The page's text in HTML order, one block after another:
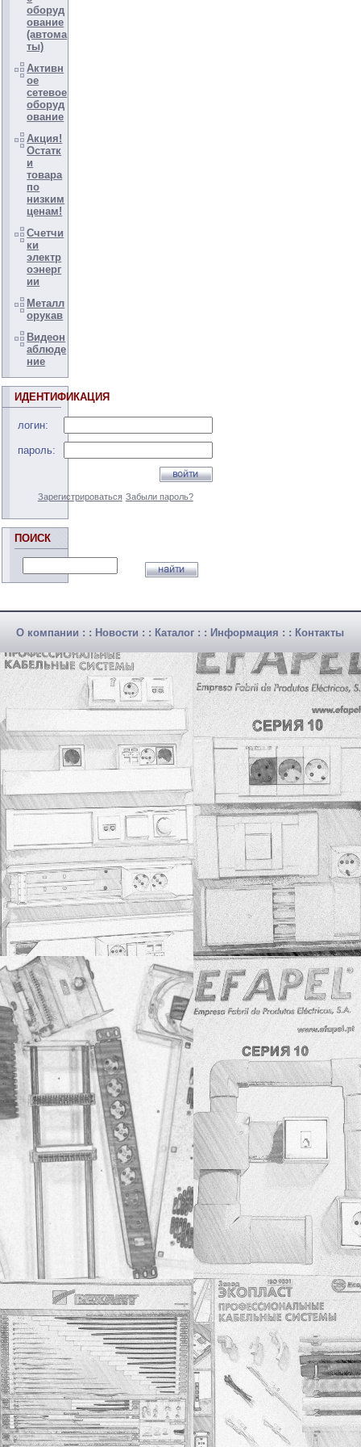
оборуд
ование
(автома
ты)
Активн
ое
сетевое
оборуд
ование
Акция!
Остатк
и
товара
по
низким
ценам!
Счетчи
ки
электр
оэнерг
ии
Металл
орукав
Видеон
аблюде
ние
ИДЕНТИФИКАЦИЯ
логин:
пароль:
Зарегистрироваться Забыли пароль?
ПОИСК
О компании : : Новости : : Каталог : : Информация : : Контакты